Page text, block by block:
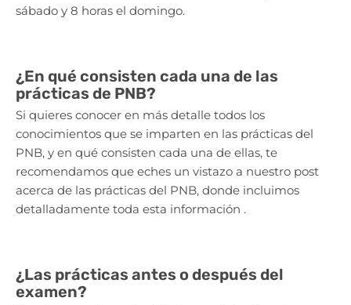
sábado y 8 horas el domingo.
¿En qué consisten cada una de las
prácticas de PNB?
Si quieres conocer en más detalle todos los
conocimientos que se imparten en las prácticas del
PNB, y en qué consisten cada una de ellas, te
recomendamos que eches un vistazo a nuestro post
acerca de las prácticas del PNB, donde incluimos
detalladamente toda esta información .
¿Las prácticas antes o después del
examen?